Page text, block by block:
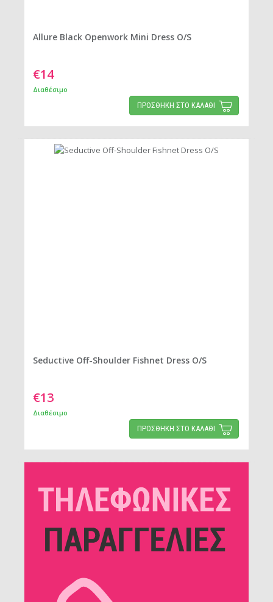
Allure Black Openwork Mini Dress O/S
€14
Διαθέσιμο
ΠΡΟΣΘΗΚΗ ΣΤΟ ΚΑΛΑΘΙ
Seductive Off-Shoulder Fishnet Dress O/S
€13
Διαθέσιμο
ΠΡΟΣΘΗΚΗ ΣΤΟ ΚΑΛΑΘΙ